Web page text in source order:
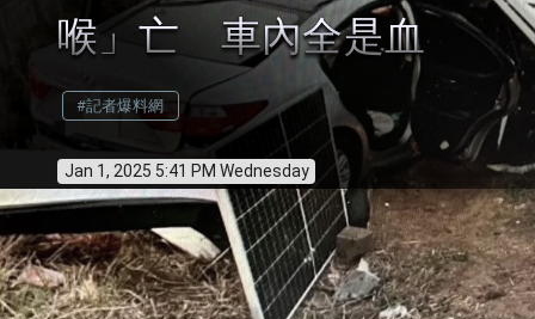
喉」亡 車內全是血
#記者爆料網
Jan 1, 2025 5:41 PM Wednesday